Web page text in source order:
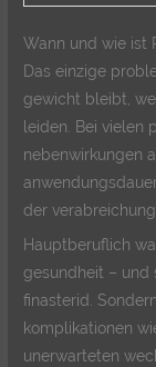
Wann und wie ist
Das einzige
gewicht bleibt,
leiden. Bei vielen
nebenwirkungen
der
Hauptberuflich
gesundheit – und
finasterid.
komplikationen
unerwarteten